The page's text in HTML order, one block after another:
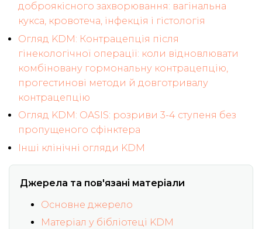
доброякісного захворювання: вагінальна
кукса, кровотеча, інфекція і гістологія
Огляд KDM: Контрацепція після
гінекологічної операції: коли відновлювати
комбіновану гормональну контрацепцію,
прогестинові методи й довготривалу
контрацепцію
Огляд KDM: OASIS: розриви 3-4 ступеня без
пропущеного сфінктера
Інші клінічні огляди KDM
Джерела та пов'язані матеріали
Основне джерело
Матеріал у бібліотеці KDM